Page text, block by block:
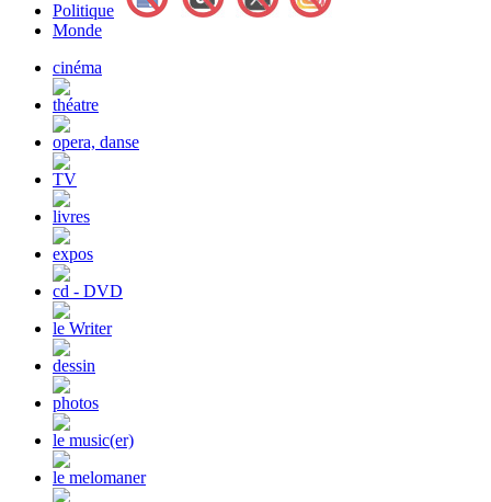
Politique
Monde
cinéma
théatre
opera, danse
TV
livres
expos
cd - DVD
le Writer
dessin
photos
le music(er)
le melomaner